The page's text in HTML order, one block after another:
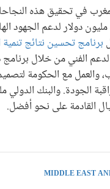
في تحقيق هذه
قرضا بقيمة 450 مليون دولار لدعم
برنامج تحسين نتائج تنمية
الفني من خلال
والعمل مع الحكومة
الجودة. والبنك الدولي
القادمة على نحو أفضل.
MIDDLE EAST